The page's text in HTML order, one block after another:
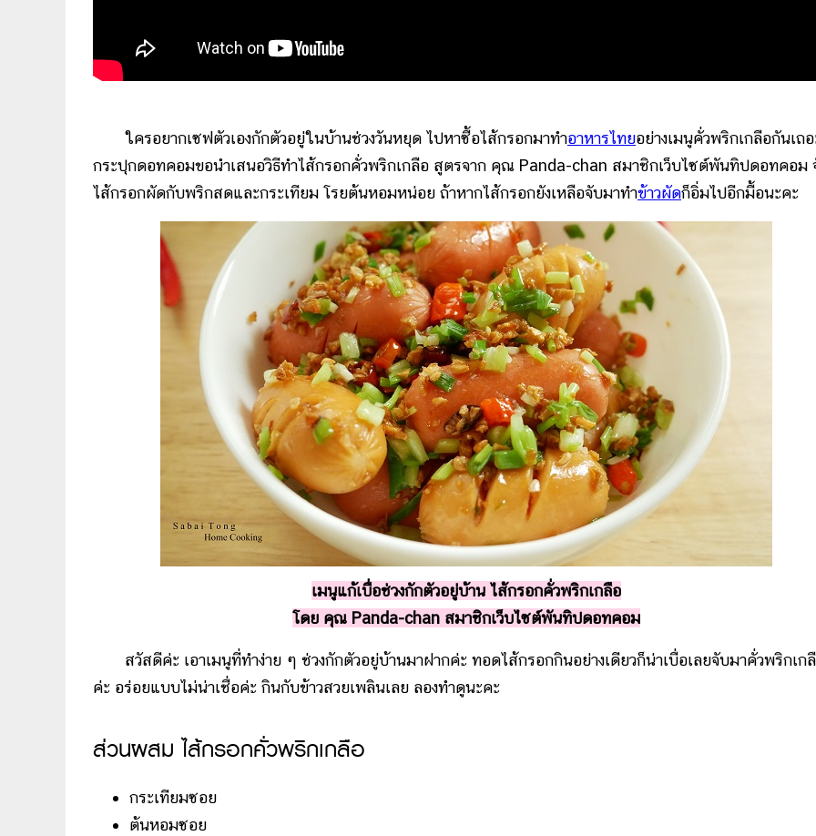
ใครอยากเซฟตัวเองกักตัวอยู่ในบ้านช่วงวันหยุด ไปหาซื้อไส้กรอกมาทำอาหารไทยอย่างเมนูคั่วพริกเกลือกันเถ
กระปุกดอทคอมขอนำเสนอวิธีทำไส้กรอกคั่วพริกเกลือ สูตรจาก คุณ Panda-chan สมาชิกเว็บไซต์พันทิปดอทคอม
ไส้กรอกผัดกับพริกสดและกระเทียม โรยต้นหอมหน่อย ถ้าหากไส้กรอกยังเหลือจับมาทำข้าวผัดก็อิ่มไปอีกมื้อนะคะ
เมนูแก้เบื่อช่วงกักตัวอยู่บ้าน ไส้กรอกคั่วพริกเกลือ
โดย คุณ Panda-chan สมาชิกเว็บไซต์พันทิปดอทคอม
สวัสดีค่ะ เอาเมนูที่ทำง่าย ๆ ช่วงกักตัวอยู่บ้านมาฝากค่ะ ทอดไส้กรอกกินอย่างเดียวก็น่าเบื่อเลยจับมาคั่วพริกเก
ค่ะ อร่อยแบบไม่น่าเชื่อค่ะ กินกับข้าวสวยเพลินเลย ลองทำดูนะคะ
ส่วนผสม ไส้กรอกคั่วพริกเกลือ
กระเทียมซอย
ต้นหอมซอย